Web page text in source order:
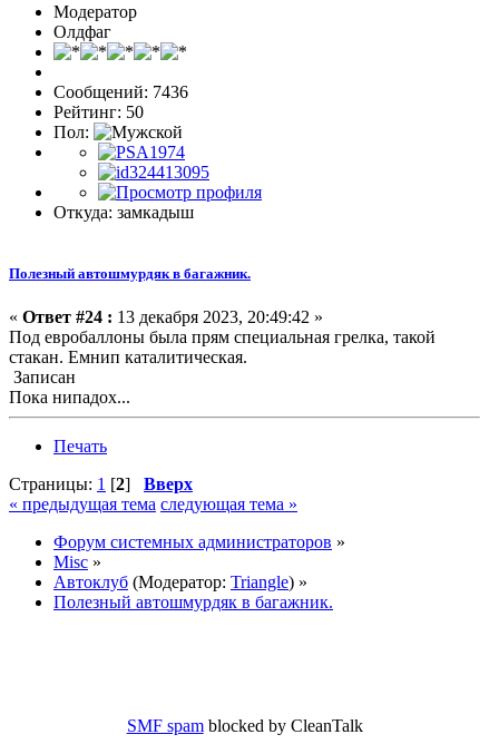
Модератор
Олдфаг
Сообщений: 7436
Рейтинг: 50
Пол:
Откуда: замкадыш
Полезный автошмурдяк в багажник.
« Ответ #24 : 13 декабря 2023, 20:49:42 »
Под евробаллоны была прям специальная грелка, такой
стакан. Емнип каталитическая.
Записан
Пока нипадох...
Печать
Страницы: 1 [2] Вверх
« предыдущая тема следующая тема »
Форум системных администраторов »
Misc »
Автоклуб (Модератор: Triangle) »
Полезный автошмурдяк в багажник.
SMF spamblocked by CleanTalk